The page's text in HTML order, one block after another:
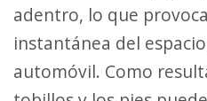
adentro, lo que
instantánea del
automóvil. Como